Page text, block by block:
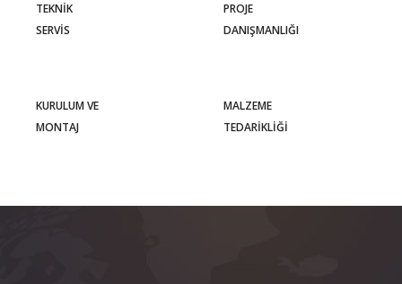
TEKNIK
SERVIS
PROJE
DANIŞMANLIĞI
KURULUM VE
MONTAJ
MALZEME
TEDARIKLIĞI